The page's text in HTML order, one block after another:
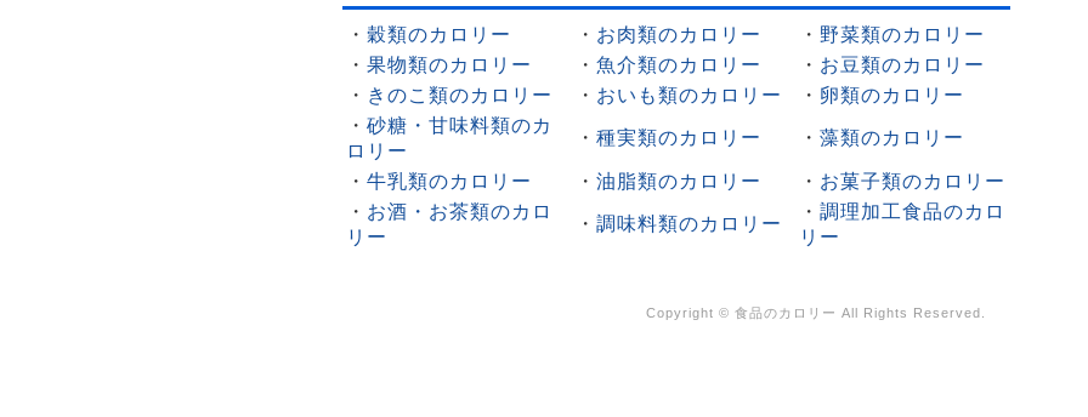
・ 穀類のカロリー ・ お肉類のカロリー ・ 野菜類のカロリー
・ 果物類のカロリー ・ 魚介類のカロリー ・ お豆類のカロリー
・ きのこ類のカロリー ・ おいも類のカロリー ・ 卵類のカロリー
・ 砂糖・甘味料類のカ
ロリー
・ 種実類のカロリー ・ 藻類のカロリー
・ 牛乳類のカロリー ・ 油脂類のカロリー ・ お菓子類のカロリー
・ お酒・お茶類のカロ
リー
・ 調味料類のカロリー
・ 調理加工食品のカロ
リー
Copyright © 食品のカロリー All Rights Reserved.